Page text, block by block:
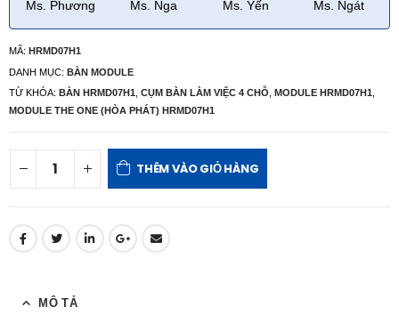
Ms. Phương Ms. Nga Ms. Yến Ms. Ngát
MÃ: HRMD07H1
DANH MỤC: BÀN MODULE
TỪ KHÓA: BÀN HRMD07H1 CỤM BÀN LÀM VIỆC 4 CHỖ MODULE HRMD07H1
MODULE THE ONE (HÒA PHÁT) HRMD07H1
THÊM VÀO GIỎ HÀNG
MÔ TẢ